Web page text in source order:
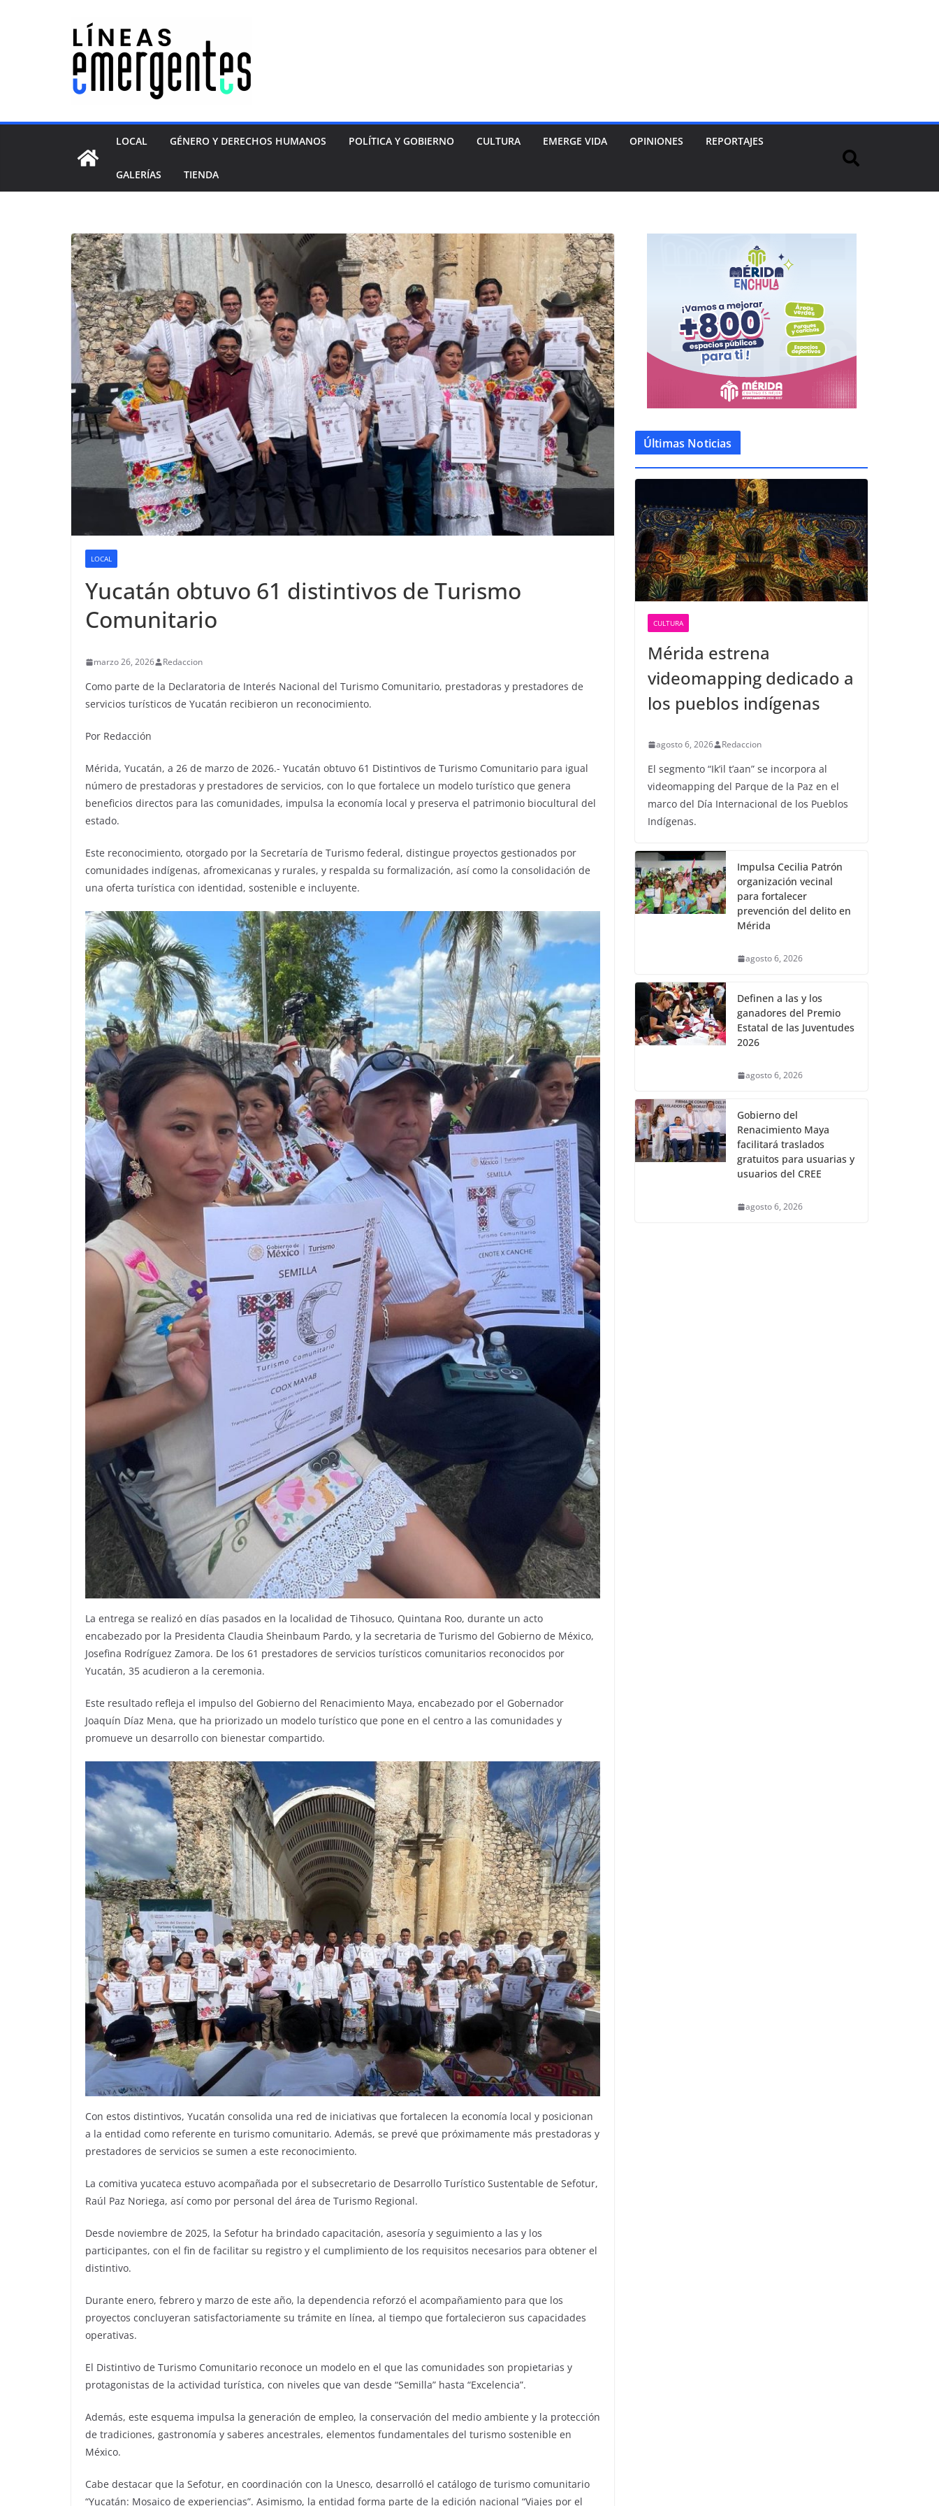
LOCAL GÉNERO Y DERECHOS HUMANOS POLÍTICA Y GOBIERNO CULTURA EMERGE VIDA OPINIONES REPORTAJES
GALERÍAS TIENDA
LOCAL
Yucatán obtuvo 61 distintivos de Turismo
Comunitario
marzo 26, 2026 Redaccion
Como parte de la Declaratoria de Interés Nacional del Turismo Comunitario, prestadoras y prestadores de
servicios turísticos de Yucatán recibieron un reconocimiento.
Por Redacción
Mérida, Yucatán, a 26 de marzo de 2026.- Yucatán obtuvo 61 Distintivos de Turismo Comunitario para igual
número de prestadoras y prestadores de servicios, con lo que fortalece un modelo turístico que genera
beneficios directos para las comunidades, impulsa la economía local y preserva el patrimonio biocultural del
estado.
Este reconocimiento, otorgado por la Secretaría de Turismo federal, distingue proyectos gestionados por
comunidades indígenas, afromexicanas y rurales, y respalda su formalización, así como la consolidación de
una oferta turística con identidad, sostenible e incluyente.
La entrega se realizó en días pasados en la localidad de Tihosuco, Quintana Roo, durante un acto
encabezado por la Presidenta Claudia Sheinbaum Pardo, y la secretaria de Turismo del Gobierno de México,
Josefina Rodríguez Zamora. De los 61 prestadores de servicios turísticos comunitarios reconocidos por
Yucatán, 35 acudieron a la ceremonia.
Este resultado refleja el impulso del Gobierno del Renacimiento Maya, encabezado por el Gobernador
Joaquín Díaz Mena, que ha priorizado un modelo turístico que pone en el centro a las comunidades y
promueve un desarrollo con bienestar compartido.
Con estos distintivos, Yucatán consolida una red de iniciativas que fortalecen la economía local y posicionan
a la entidad como referente en turismo comunitario. Además, se prevé que próximamente más prestadoras y
prestadores de servicios se sumen a este reconocimiento.
La comitiva yucateca estuvo acompañada por el subsecretario de Desarrollo Turístico Sustentable de Sefotur,
Raúl Paz Noriega, así como por personal del área de Turismo Regional.
Desde noviembre de 2025, la Sefotur ha brindado capacitación, asesoría y seguimiento a las y los
participantes, con el fin de facilitar su registro y el cumplimiento de los requisitos necesarios para obtener el
distintivo.
Durante enero, febrero y marzo de este año, la dependencia reforzó el acompañamiento para que los
proyectos concluyeran satisfactoriamente su trámite en línea, al tiempo que fortalecieron sus capacidades
operativas.
El Distintivo de Turismo Comunitario reconoce un modelo en el que las comunidades son propietarias y
protagonistas de la actividad turística, con niveles que van desde “Semilla” hasta “Excelencia”.
Además, este esquema impulsa la generación de empleo, la conservación del medio ambiente y la protección
de tradiciones, gastronomía y saberes ancestrales, elementos fundamentales del turismo sostenible en
México.
Cabe destacar que la Sefotur, en coordinación con la Unesco, desarrolló el catálogo de turismo comunitario
“Yucatán: Mosaico de experiencias”. Asimismo, la entidad forma parte de la edición nacional “Viajes por el
Últimas Noticias
CULTURA
Mérida estrena
videomapping dedicado a
los pueblos indígenas
agosto 6, 2026 Redaccion
El segmento “Ik’il t’aan” se incorpora al
videomapping del Parque de la Paz en el
marco del Día Internacional de los Pueblos
Indígenas.
Impulsa Cecilia Patrón
organización vecinal
para fortalecer
prevención del delito en
Mérida
agosto 6, 2026
Definen a las y los
ganadores del Premio
Estatal de las Juventudes
2026
agosto 6, 2026
Gobierno del
Renacimiento Maya
facilitará traslados
gratuitos para usuarias y
usuarios del CREE
agosto 6, 2026